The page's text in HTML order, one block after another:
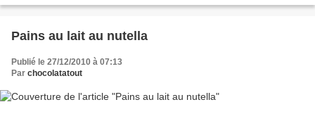
Pains au lait au nutella
Publié le 27/12/2010 à 07:13
Par chocolatatout